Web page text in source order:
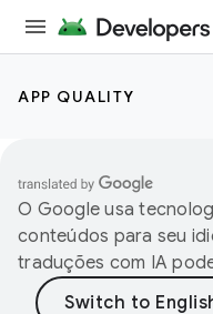
APP QUALITY
O Google usa
conteúdos para seu
traduções com IA